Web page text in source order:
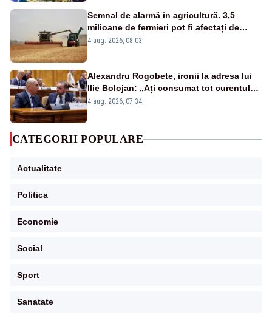
Semnal de alarmă în agricultură. 3,5
milioane de fermieri pot fi afectați de
strategia pentru conservarea
4 aug. 2026, 08:03
Alexandru Rogobete, ironii la adresa lui
Ilie Bolojan: „Ați consumat tot curentul
urmărind șobolani imaginari”
4 aug. 2026, 07:34
CATEGORII POPULARE
Actualitate
Politica
Economie
Social
Sport
Sanatate